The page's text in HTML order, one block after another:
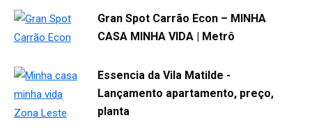
Gran Spot Carrão Econ – MINHA
CASA MINHA VIDA | Metrô
Essencia da Vila Matilde -
Lançamento apartamento, preço,
planta